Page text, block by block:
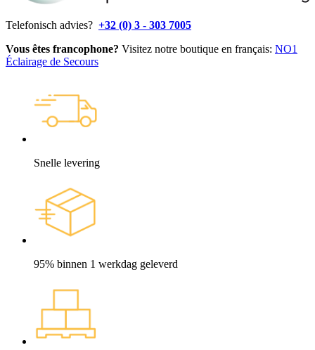
Telefonisch advies? +32 (0) 3 - 303 7005
Vous êtes francophone? Visitez notre boutique en français: NO1
Éclairage de Secours
Snelle levering
95% binnen 1 werkdag geleverd